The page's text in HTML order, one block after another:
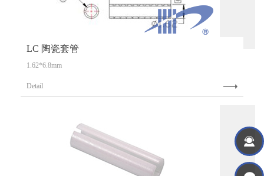
LC 陶瓷套管
1.62*6.8mm
Detail